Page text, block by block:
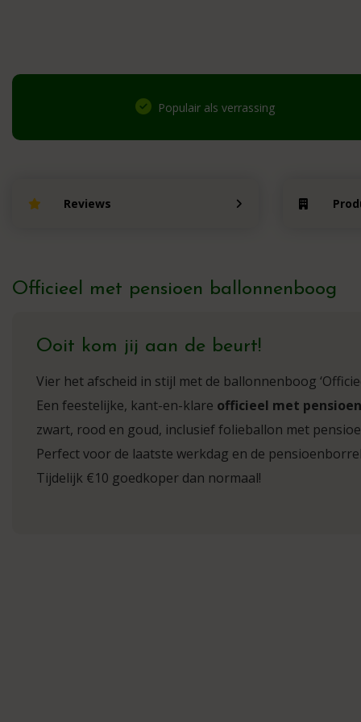
Populair als verrassing
Reviews
Officieel met pensioen ballonnenboog
Ooit kom jij aan de beurt!
Vier het afscheid in stijl met de ballonnenboog
Een feestelijke, kant-en-klare officieel met
zwart, rood en goud, inclusief folieballon met
Perfect voor de laatste werkdag en de
Tijdelijk €10 goedkoper dan normaal!